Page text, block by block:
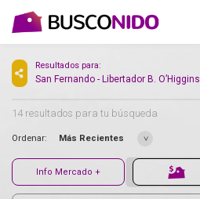
Resultados para:
San Fernando - Libertador B. O’Higgins
14 resultados para tu búsqueda
Ordenar: Más Recientes
Info Mercado +